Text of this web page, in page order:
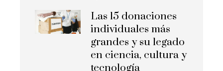
Las 15 donaciones
individuales más
grandes y su legado
en ciencia, cultura y
tecnología